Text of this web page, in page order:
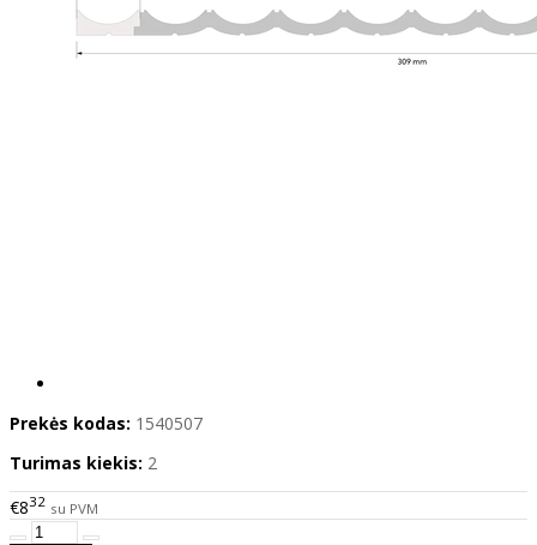
Prekės kodas: 1540507
Turimas kiekis: 2
€832 su PVM